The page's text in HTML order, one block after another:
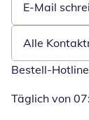
E-Mail
Öffnet E-
Alle
Bestell-Hotline
Täglich von